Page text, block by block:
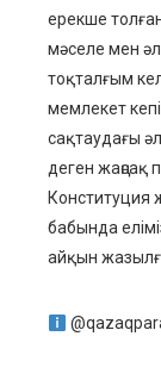
ерекше
мәселе мен
тоқталғым
мемлекет
сақтаудағы
деген жаңсақ
Конституция
бабында
айқын